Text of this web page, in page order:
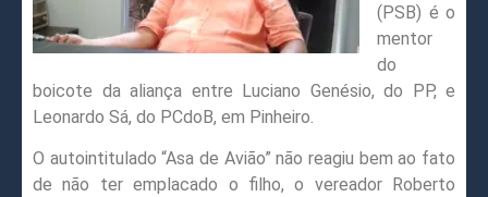
(PSB) é o
mentor
do
boicote da aliança entre Luciano Genésio, do PP, e
Leonardo Sá, do PCdoB, em Pinheiro.
O autointitulado “Asa de Avião” não reagiu bem ao fato
de não ter emplacado o filho, o vereador Roberto